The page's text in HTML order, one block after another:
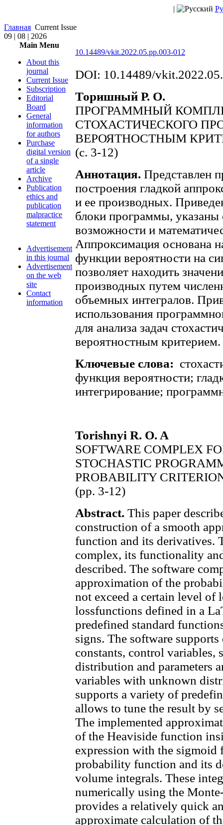
|
Главная Current Issue
09 | 08 | 2026
Main Menu
About this
journal
Current Issue
Subscription
Editorial
Board
General
information
for authors
Purchase
digital version
of a single
article
Archive
Publication
ethics and
publication
malpractice
statement
Advertisement
in this journal
Advertisement
on the web
site
Contact
information
10.14489/vkit.2022.05.pp.003-012
DOI: 10.14489/
Торишный Р. О.
ПРОГРАММНЫЙ
СТОХАСТИЧЕСКОГО
ВЕРОЯТНОСТНЫМ
(с. 3-12)
Аннотация. Представлен
построения гладкой
и ее производных.
блоки программы, указаны
возможности и
Аппроксимация основана
функции вероятности на
позволяет находить
производных путем
объемных интегралов.
использования
для анализа задач
вероятностным критерием.
Ключевые слова:
функция вероятности;
интегрирование;
Torishnyi R. O. A
SOFTWARE COMPLEX
STOCHASTIC
PROBABILITY
(pp. 3-12)
Abstract. This paper
construction of a smooth
function and its derivatives.
complex, its functionality
described. The software
approximation of the
not exceed a certain level of
lossfunctions defined in a
predefined standard
signs. The software
constants, control variables,
distribution and parameters
variables with unknown
supports a variety of
allows to tune the result by
The implemented
of the Heaviside function
expression with the sigmoid
probability function and its
volume integrals. These
numerically using the
provides a relatively quick
approximate calculation of